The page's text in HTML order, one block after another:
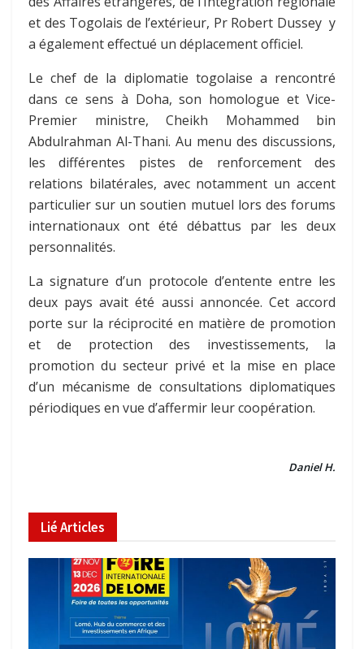
et des Togolais de l’extérieur, Pr Robert Dussey y
a également effectué un déplacement officiel.
Le chef de la diplomatie togolaise a rencontré
dans ce sens à Doha, son homologue et Vice-
Premier ministre, Cheikh Mohammed bin
Abdulrahman Al-Thani. Au menu des discussions,
les différentes pistes de renforcement des
relations bilatérales, avec notamment un accent
particulier sur un soutien mutuel lors des forums
internationaux ont été débattus par les deux
personnalités.
La signature d’un protocole d’entente entre les
deux pays avait été aussi annoncée. Cet accord
porte sur la réciprocité en matière de promotion
et de protection des investissements, la
promotion du secteur privé et la mise en place
d’un mécanisme de consultations diplomatiques
périodiques en vue d’affermir leur coopération.
Daniel H.
LiéArticles